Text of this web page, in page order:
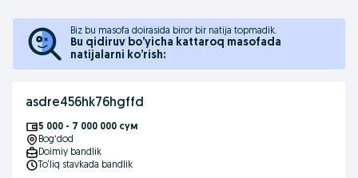
Biz bu masofa doirasida biror bir natija topmadik.
Bu qidiruv bo’yicha kattaroq masofada
natijalarni ko’rish:
asdre456hk76hgffd
5 000 - 7 000 000 сум
Bogʻdod
Doimiy bandlik
To‘liq stavkada bandlik